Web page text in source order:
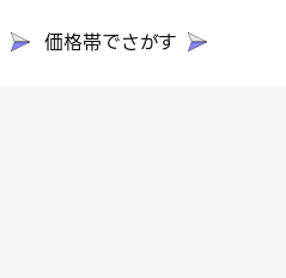
価格帯でさがす